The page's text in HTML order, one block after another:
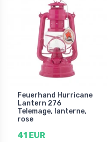
Feuerhand Hurricane
Lantern 276
Telemage, lanterne,
rose
41 EUR